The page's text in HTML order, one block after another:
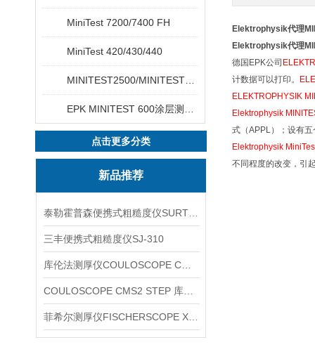
MiniTest 7200/7400 FH
MiniTest 420/430/440
点击更多分类
新品推荐
三丰便携式粗糙度仪SJ-310
Elektrophysik代理
Elektrophysik代理
德国EPK公司
计数据可以打印。
ELEKTROPHYSIK
Elektrophysik
式（APPL）；设有
Elektrophysik
不同程度的改变，引